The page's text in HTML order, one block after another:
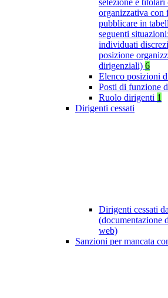
selezione e
organizzativa con
pubblicare in
seguenti
individuati
posizione
dirigenziali) 6
Elenco posizioni
Posti di funzione
Ruolo dirigenti 1
Dirigenti cessati
Dirigenti cessati
(documentazione
web)
Sanzioni per mancata